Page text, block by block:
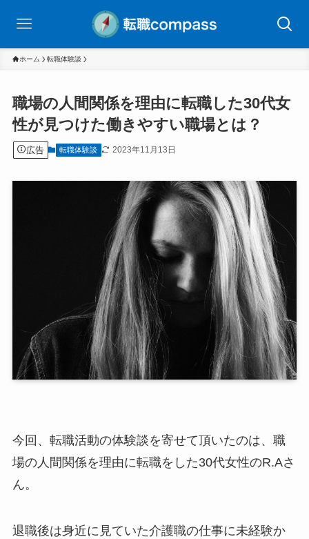
ホーム 転職体験談
職場の人間関係を理由に転職した30代女
性が見つけた働きやすい職場とは？
広告 転職体験談 2023年11月13日
今回、転職活動の体験談を寄せて頂いたのは、職
場の人間関係を理由に転職をした30代女性のR.Aさ
ん。
退職後は身近に見ていた介護職の仕事に未経験か